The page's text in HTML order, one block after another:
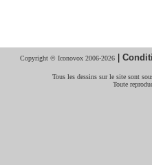
Copyright © Iconovox 2006-2026 |
Tous les dessins sur le site sont
Toute